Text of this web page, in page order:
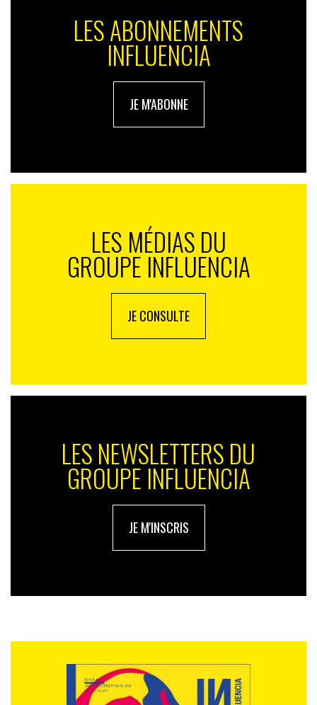
LES ABONNEMENTS
INFLUENCIA
JE M'ABONNE
LES MÉDIAS DU
GROUPE INFLUENCIA
JE CONSULTE
LES NEWSLETTERS DU
GROUPE INFLUENCIA
JE M'INSCRIS